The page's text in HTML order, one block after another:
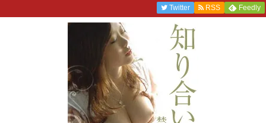
Twitter RSS Feedly